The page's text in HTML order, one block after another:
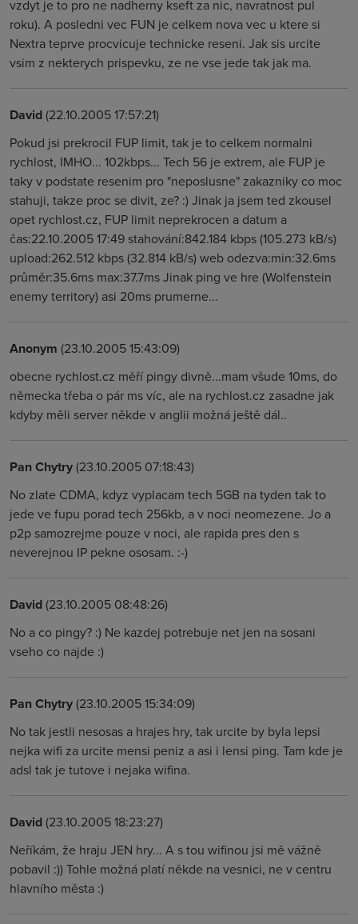
vzdyt je to pro ne nadherny kseft za nic, navratnost pul
roku). A posledni vec FUN je celkem nova vec u ktere si
Nextra teprve procvicuje technicke reseni. Jak sis urcite
vsim z nekterych prispevku, ze ne vse jede tak jak ma.
David(22.10.2005 17:57:21)
Pokud jsi prekrocil FUP limit, tak je to celkem normalni
rychlost, IMHO... 102kbps... Tech 56 je extrem, ale FUP je
taky v podstate resenim pro "neposlusne" zakazniky co moc
stahuji, takze proc se divit, ze? :) Jinak ja jsem ted zkousel
opet rychlost.cz, FUP limit neprekrocen a datum a
čas:22.10.2005 17:49 stahování:842.184 kbps (105.273 kB/s)
upload:262.512 kbps (32.814 kB/s) web odezva:min:32.6ms
průměr:35.6ms max:37.7ms Jinak ping ve hre (Wolfenstein
enemy territory) asi 20ms prumerne...
Anonym (23.10.2005 15:43:09)
obecne rychlost.cz měří pingy divně...mam všude 10ms, do
německa třeba o pár ms víc, ale na rychlost.cz zasadne jak
kdyby měli server někde v anglii možná ještě dál..
Pan Chytry(23.10.2005 07:18:43)
No zlate CDMA, kdyz vyplacam tech 5GB na tyden tak to
jede ve fupu porad tech 256kb, a v noci neomezene. Jo a
p2p samozrejme pouze v noci, ale rapida pres den s
neverejnou IP pekne ososam. :-)
David(23.10.2005 08:48:26)
No a co pingy? :) Ne kazdej potrebuje net jen na sosani
vseho co najde :)
Pan Chytry(23.10.2005 15:34:09)
No tak jestli nesosas a hrajes hry, tak urcite by byla lepsi
nejka wifi za urcite mensi peniz a asi i lensi ping. Tam kde je
adsl tak je tutove i nejaka wifina.
David(23.10.2005 18:23:27)
Neříkám, že hraju JEN hry... A s tou wifinou jsi mě vážně
pobavil :)) Tohle možná platí někde na vesnici, ne v centru
hlavního města :)